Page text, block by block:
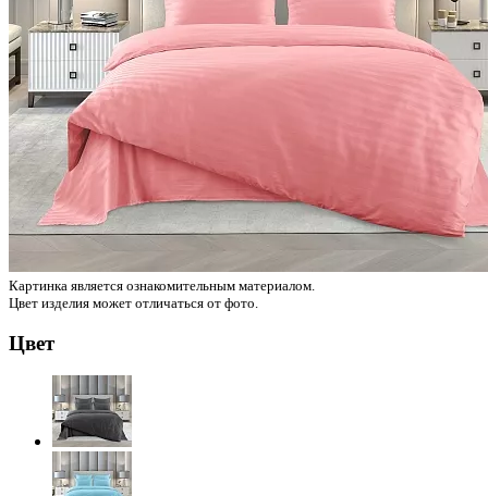
Картинка является ознакомительным материалом.
Цвет изделия может отличаться от фото.
Цвет